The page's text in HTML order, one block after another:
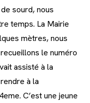
sourd, nous
temps. La Mairie
mètres, nous
le numéro
assisté à la
à la
C’est une jeune